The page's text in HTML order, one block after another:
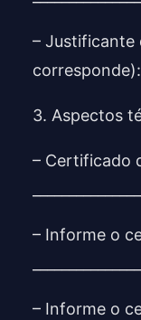
– Justificante
corresponde):
3. Aspectos
– Certificado
– Informe o
– Informe o